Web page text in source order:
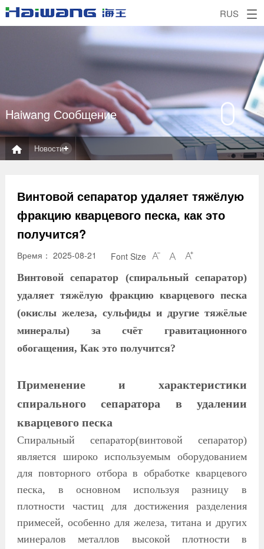
RUS
Haiwang Сообщение
Новости
Винтовой сепаратор удаляет тяжёлую
фракцию кварцевого песка, как это
получится?
Время： 2025-08-21 Font Size   
Винтовой сепаратор (спиральный сепаратор)
удаляет тяжёлую фракцию кварцевого песка
(окислы железа, сульфиды и другие тяжёлые
минералы) за счёт гравитационного
обогащения, Как это получится?
Применение и характеристики
спирального сепаратора в удалении
кварцевого песка
Спиральный сепаратор(винтовой сепаратор)
является широко используемым оборудованием
для повторного отбора в обработке кварцевого
песка, в основном используя разницу в
плотности частиц для достижения разделения
примесей, особенно для железа, титана и других
минералов металлов высокой плотности в